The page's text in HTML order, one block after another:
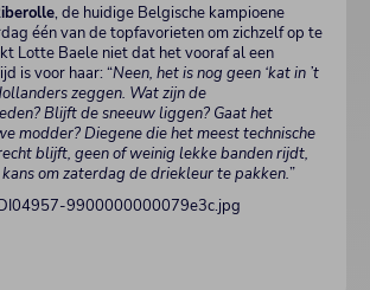
, de huidige Belgische kampioene
één van de topfavorieten om zichzelf op te
Lotte Baele niet dat het vooraf al een
is voor haar: “Neen, het is nog geen ‘kat in ’t
zeggen. Wat zijn de
Blijft de sneeuw liggen? Gaat het
modder? Diegene die het meest technische
blijft, geen of weinig lekke banden rijdt,
om zaterdag de driekleur te pakken.”